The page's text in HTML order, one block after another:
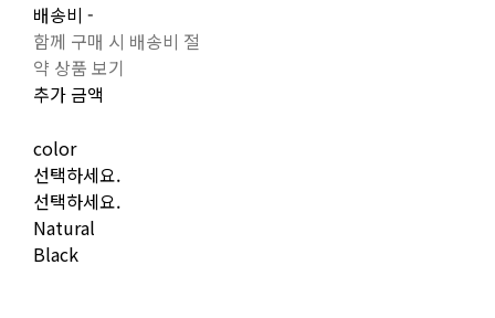
배송비 -
함께 구매 시 배송비 절
약 상품 보기
추가 금액
color
선택하세요.
선택하세요.
Natural
Black